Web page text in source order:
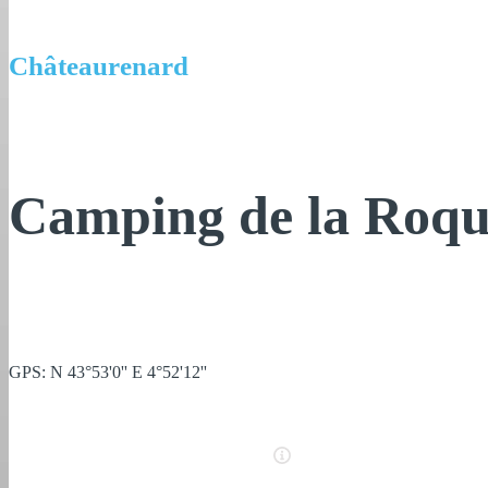
Châteaurenard
Camping de la
GPS: N 43°53'0'' E 4°52'12''